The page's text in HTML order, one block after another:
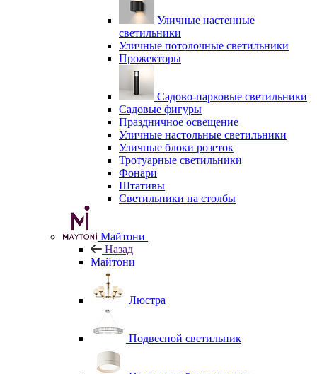
Уличные настенные
светильники
Уличные потолочные светильники
Прожекторы
Садово-парковые светильники
Садовые фигуры
Праздничное освещение
Уличные настольные светильники
Уличные блоки розеток
Тротуарные светильники
Фонари
Штативы
Светильники на столбы
Майтони
Назад
Майтони
Люстра
Подвесной светильник